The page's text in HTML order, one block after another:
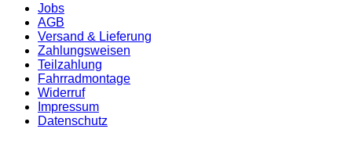
Jobs
AGB
Versand & Lieferung
Zahlungsweisen
Teilzahlung
Fahrradmontage
Widerruf
Impressum
Datenschutz